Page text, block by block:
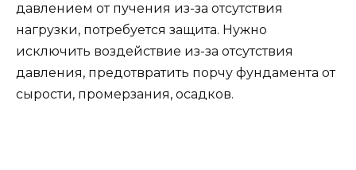
давлением от пучения из-за отсутствия
нагрузки, потребуется защита. Нужно
исключить воздействие из-за отсутствия
давления, предотвратить порчу фундамента от
сырости, промерзания, осадков.